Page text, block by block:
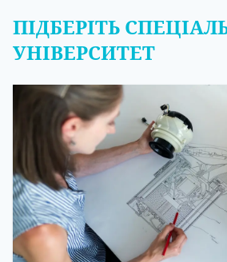
ПІДБЕРІТЬ
УНІВЕРСИТЕТ